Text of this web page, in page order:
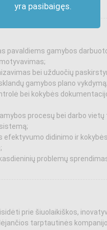
yra pasibaigęs.
pavaldiems gamybos
bei užduočių
gamybos plano vykdymą;
bei kokybės
procesų bei darbo
efektyvumo didinimo ir
problemų
prie šiuolaikiškos,
tarptautinės